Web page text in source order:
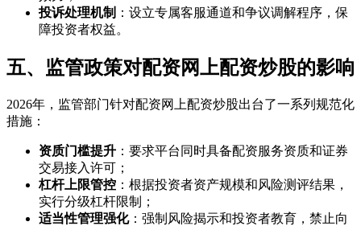
投诉处理机制 ：设立专属客服通道和争议调解程序，保
障投资者权益。
五、监管政策对配资网上配资炒股的影响
2026年，监管部门针对配资网上配资炒股出台了一系列规范化
措施：
资质门槛提升 ：要求平台同时具备配资服务资质和证券
交易接入许可；
杠杆上限管控 ：根据投资者资产规模和风险测评结果，
实行分级杠杆限制；
适当性管理强化：强制风险揭示和投资者教育，禁止向